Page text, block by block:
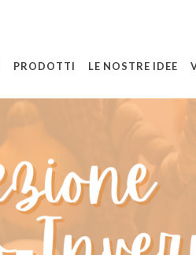
PRODOTTI LE NOSTRE IDEE